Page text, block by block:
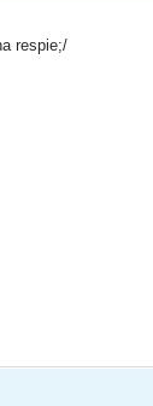
respie;/